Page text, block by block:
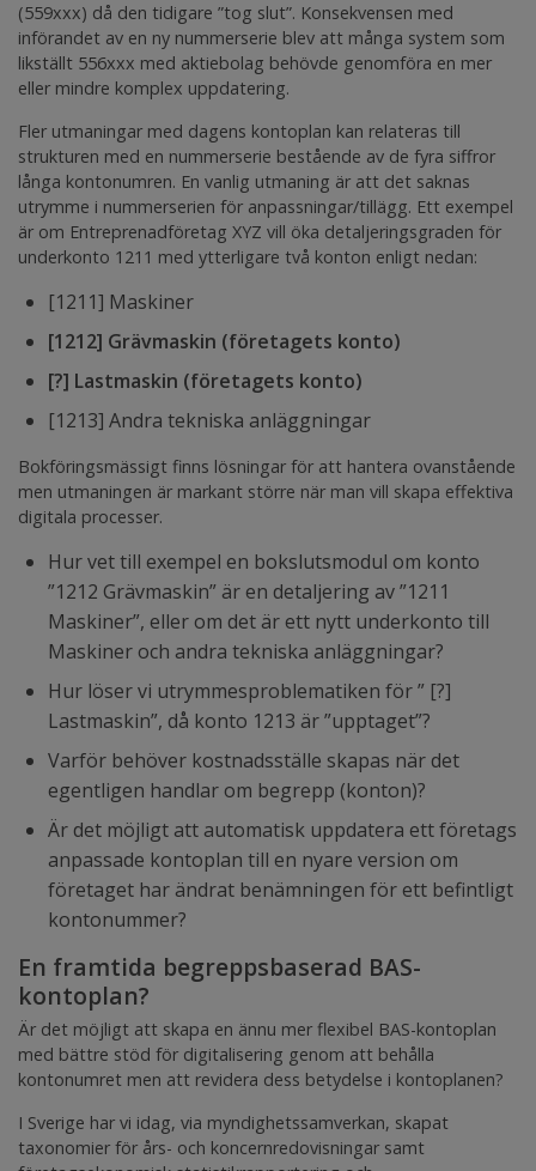
(559xxx) då den tidigare ”tog slut”. Konsekvensen med
införandet av en ny nummerserie blev att många system som
likställt 556xxx med aktiebolag behövde genomföra en mer
eller mindre komplex uppdatering.
Fler utmaningar med dagens kontoplan kan relateras till
strukturen med en nummerserie bestående av de fyra siffror
långa kontonumren. En vanlig utmaning är att det saknas
utrymme i nummerserien för anpassningar/tillägg. Ett exempel
är om Entreprenadföretag XYZ vill öka detaljeringsgraden för
underkonto 1211 med ytterligare två konton enligt nedan:
[1211] Maskiner
[1212] Grävmaskin (företagets konto)
[?] Lastmaskin (företagets konto)
[1213] Andra tekniska anläggningar
Bokföringsmässigt finns lösningar för att hantera ovanstående
men utmaningen är markant större när man vill skapa effektiva
digitala processer.
Hur vet till exempel en bokslutsmodul om konto
”1212 Grävmaskin” är en detaljering av ”1211
Maskiner”, eller om det är ett nytt underkonto till
Maskiner och andra tekniska anläggningar?
Hur löser vi utrymmesproblematiken för ” [?]
Lastmaskin”, då konto 1213 är ”upptaget”?
Varför behöver kostnadsställe skapas när det
egentligen handlar om begrepp (konton)?
Är det möjligt att automatisk uppdatera ett företags
anpassade kontoplan till en nyare version om
företaget har ändrat benämningen för ett befintligt
kontonummer?
En framtida begreppsbaserad BAS-
kontoplan?
Är det möjligt att skapa en ännu mer flexibel BAS-kontoplan
med bättre stöd för digitalisering genom att behålla
kontonumret men att revidera dess betydelse i kontoplanen?
I Sverige har vi idag, via myndighetssamverkan, skapat
taxonomier för års- och koncernredovisningar samt